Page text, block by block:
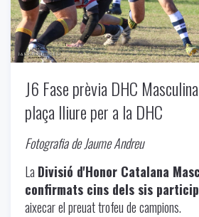
J6 Fase prèvia DHC
plaça lliure per a la DHC
Fotografia de Jaume Andreu
La Divisió d'Honor Catalana
confirmats cins dels sis
aixecar el preuat trofeu de campions.